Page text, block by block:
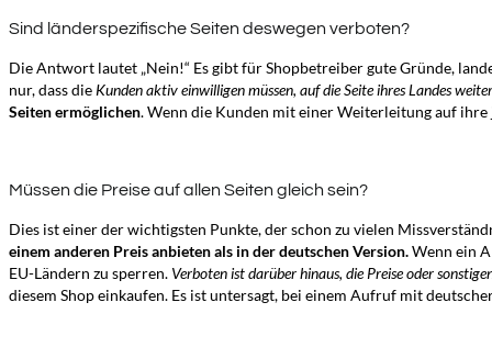
Sind länderspezifische Seiten deswegen verboten?
Die Antwort lautet „Nein!“ Es gibt für Shopbetreiber gute Gründe,
nur, dass dieKunden aktiv einwilligen müssen, auf die Seite ihres Landes
Seiten ermöglichen. Wenn die Kunden mit einer Weiterleitung auf
Müssen die Preise auf allen Seiten gleich sein?
Dies ist einer der wichtigsten Punkte, der schon zu vielen
einem anderen Preis anbieten als in der deutschen Version.Wenn ein
EU-Ländern zu sperren. Verboten ist darüber hinaus, die Preise oder
diesem Shop einkaufen. Es ist untersagt, bei einem Aufruf mit